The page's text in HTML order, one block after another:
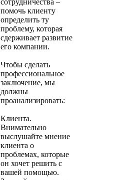
помочь клиенту
определить ту
проблему, которая
сдерживает развитие
его компании.
Чтобы сделать
профессиональное
заключение, мы
должны
проанализировать:
Клиента.
Внимательно
выслушайте мнение
клиента о
проблемах, которые
он хочет решить с
вашей помощью.